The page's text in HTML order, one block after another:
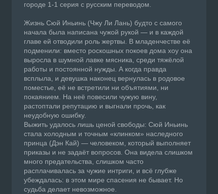
городе 1-1 серия с русским переводом.
Жизнь Сюй Иньинь (Чжу Ли Лань) будто с самого
начала была написана чужой рукой — и в каждой
главе ей отводили роль жертвы. В младенчестве её
подменили: вместо роскошных покоев дома хоу она
выросла в шумной лавке мясника, среди тяжёлой
работы и постоянной нужды. А когда правда
всплыла, и девушка наконец вернулась в родовое
поместье, её не встретили ни объятиями, ни
покаянием. На неё повесили чужую вину,
растоптали репутацию и выгнали прочь, как
неудобную ошибку.
Выжить удалось лишь ценой свободы: Сюй Иньинь
стала холодным и точным «клинком» наследного
принца (Дэн Кай) — человеком, который выполняет
приказы и не задаёт вопросов. Она видела слишком
много предательства, слишком часто
расплачивалась за чужие интриги, и всё глубже
убеждалась: в этом мире спасения не бывает. Но
судьба делает невозможное.